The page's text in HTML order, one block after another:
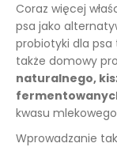
Coraz więcej
psa jako
probiotyki dla
także domowy
naturalnego,
kwasu
Wprowadzanie